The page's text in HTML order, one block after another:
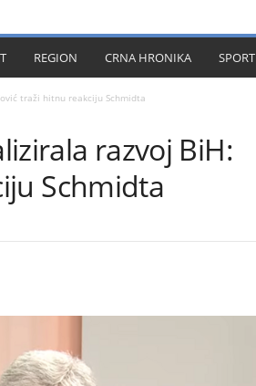
REGION CRNA HRONIKA SPORT
traži hitnu reakciju Schmidta
razvoj BiH:
Schmidta